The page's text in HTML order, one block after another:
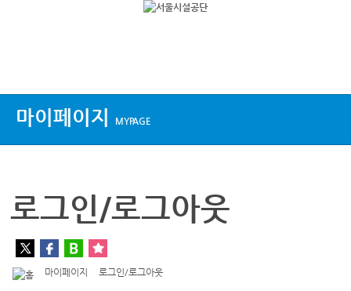
마이페이지 MYPAGE
로그인/로그아웃
마이페이지 로그인/로그아웃